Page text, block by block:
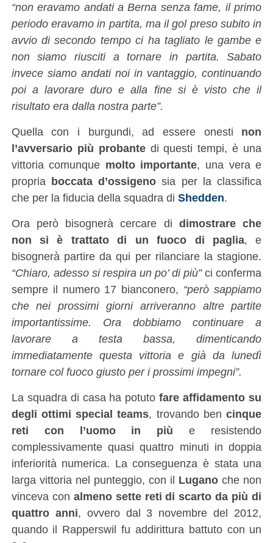
“non eravamo andati a Berna senza fame, il primo
periodo eravamo in partita, ma il gol preso subito in
avvio di secondo tempo ci ha tagliato le gambe e
non siamo riusciti a tornare in partita. Sabato
invece siamo andati noi in vantaggio, continuando
poi a lavorare duro e alla fine si è visto che il
risultato era dalla nostra parte”.
Quella con i burgundi, ad essere onesti non
l’avversario più probantedi questi tempi, è una
vittoria comunque molto importante, una vera e
propria boccata d’ossigeno sia per la classifica
che per la fiducia della squadra di Shedden.
Ora però bisognerà cercare didimostrare che
non si è trattato di un fuoco di paglia, e
bisognerà partire da qui per rilanciare la stagione.
“Chiaro, adesso si respira un po’ di più”ci conferma
sempre il numero 17 bianconero, “però sappiamo
che nei prossimi giorni arriveranno altre partite
importantissime. Ora dobbiamo continuare a
lavorare a testa bassa, dimenticando
immediatamente questa vittoria e già da lunedì
tornare col fuoco giusto per i prossimi impegni”.
La squadra di casa ha potutofare affidamento su
degli ottimi special teams, trovando bencinque
reti con l’uomo in più e resistendo
complessivamente quasi quattro minuti in doppia
inferiorità numerica. La conseguenza è stata una
larga vittoria nel punteggio, con il Lugano che non
vinceva con almeno sette reti di scarto da più di
quattro anni, ovvero dal 3 novembre del 2012,
quando il Rapperswil fu addirittura battuto con un